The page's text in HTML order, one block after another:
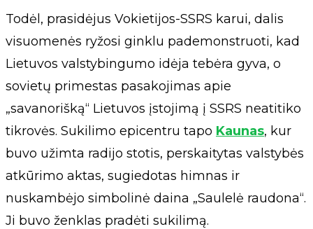
Todėl, prasidėjus Vokietijos-SSRS karui, dalis
visuomenės ryžosi ginklu pademonstruoti, kad
Lietuvos valstybingumo idėja tebėra gyva, o
sovietų primestas pasakojimas apie
„savanorišką“ Lietuvos įstojimą į SSRS neatitiko
tikrovės. Sukilimo epicentru tapo Kaunas, kur
buvo užimta radijo stotis, perskaitytas valstybės
atkūrimo aktas, sugiedotas himnas ir
nuskambėjo simbolinė daina „Saulelė raudona“.
Ji buvo ženklas pradėti sukilimą.